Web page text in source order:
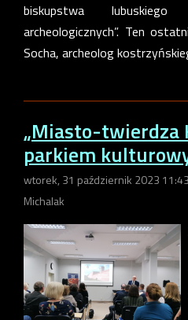
biskupstwa
archeologicznych”. Ten
Socha, archeolog
„Miasto-twierdza
parkiem
wtorek, 31 październik 2023 11:43
Michalak